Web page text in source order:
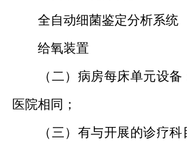
全自动细菌鉴定分析系统
给氧装置
（二）病房每床单元设备
医院相同；
（三）有与开展的诊疗科